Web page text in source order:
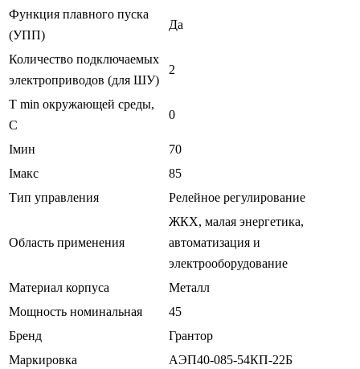
Функция плавного пуска
(УПП)
Да
Количество подключаемых
электроприводов (для ШУ)
2
T min окружающей среды,
C
0
Iмин
70
Iмакс
85
Тип управления
Релейное регулирование
Область применения
ЖКХ, малая энергетика,
автоматизация и
электрооборудование
Материал корпуса
Металл
Мощность номинальная
45
Бренд
Грантор
Маркировка
АЭП40-085-54КП-22Б